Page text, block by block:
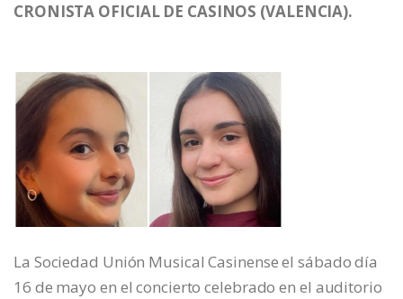
CRONISTA OFICIAL DE CASINOS (VALENCIA).
La Sociedad Unión Musical Casinense el sábado día
16 de mayo en el concierto celebrado en el auditorio